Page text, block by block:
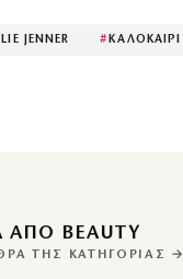
JENNER # ΚΑΛΟΚΑΙΡΙ
ΑΠΌ BEAUTY
ΤΗΣ ΚΑΤΗΓΟΡΊΑΣ →